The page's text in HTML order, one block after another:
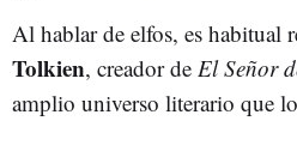
Al hablar de elfos, es habitual
Tolkien, creador de El Señor
amplio universo literario que